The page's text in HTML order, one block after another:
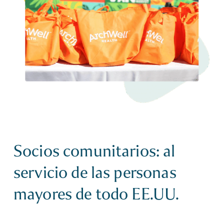
Socios comunitarios: al
servicio de las personas
mayores de todo EE.UU.